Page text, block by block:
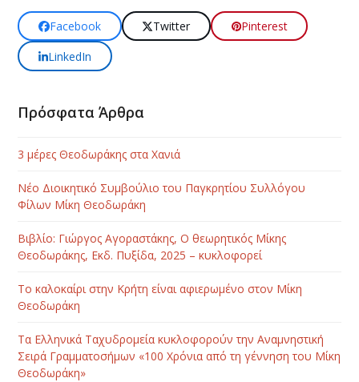
Facebook Twitter
Pinterest
LinkedIn
Πρόσφατα Άρθρα
3 μέρες Θεοδωράκης στα Χανιά
Νέο Διοικητικό Συμβούλιο του Παγκρητίου Συλλόγου
Φίλων Μίκη Θεοδωράκη
Βιβλίο: Γιώργος Αγοραστάκης, Ο θεωρητικός Μίκης
Θεοδωράκης, Εκδ. Πυξίδα, 2025 – κυκλοφορεί
Το καλοκαίρι στην Κρήτη είναι αφιερωμένο στον Μίκη
Θεοδωράκη
Τα Ελληνικά Ταχυδρομεία κυκλοφορούν την Αναμνηστική
Σειρά Γραμματοσήμων «100 Χρόνια από τη γέννηση του Μίκη
Θεοδωράκη»